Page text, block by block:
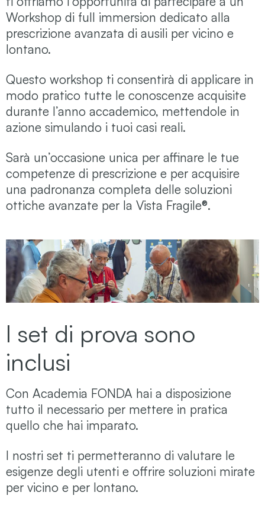
Workshop di full immersion dedicato alla
prescrizione avanzata di ausili per vicino e
lontano.
Questo workshop ti consentirà di applicare in
modo pratico tutte le conoscenze acquisite
durante l’anno accademico, mettendole in
azione simulando i tuoi casi reali.
Sarà un’occasione unica per affinare le tue
competenze di prescrizione e per acquisire
una padronanza completa delle soluzioni
ottiche avanzate per la Vista Fragile®.
I set di prova sono
inclusi
Con Academia FONDA hai a disposizione
tutto il necessario per mettere in pratica
quello che hai imparato.
I nostri set ti permetteranno di valutare le
esigenze degli utenti e offrire soluzioni mirate
per vicino e per lontano.